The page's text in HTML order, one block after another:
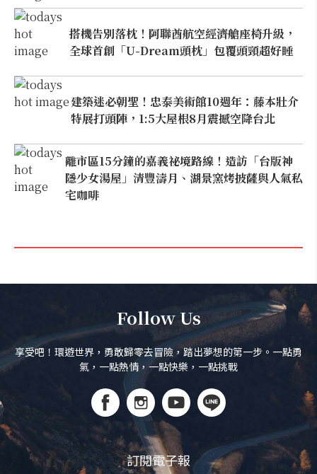
搭機告別落枕！阿聯酋航空經濟艙座椅升級，
全球首創「U-Dream頭枕」包覆頭頸超好睡
建築迷必朝聖！忠泰美術館10週年：藤本壯介
特展打頭陣，1:5大屋根8月震撼空降台北
離市區15分鐘的嘉義祕境路線！造訪「台版神
隱少女湯屋」清豐濤月、湖景窯烤披薩與人氣私
宅咖啡
Follow Us
享受吧！環遊世界，勇敢歸零去冒險，踏出夢想的第一步。一點勇
氣，一點熱情，一點快樂，一點挑戰
訂閱電子報